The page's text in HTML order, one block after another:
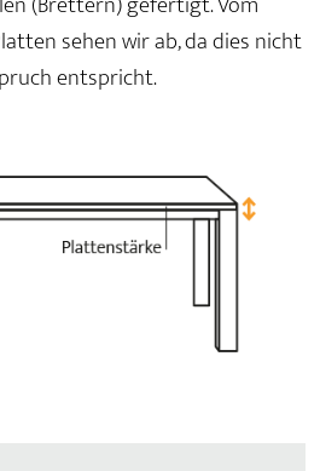
sehen wir ab, da dies nicht
entspricht.